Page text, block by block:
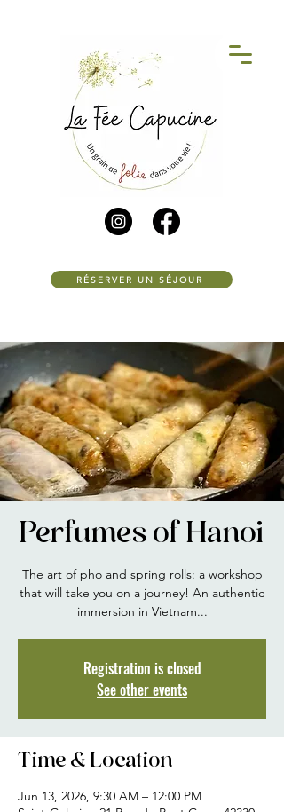
RÉSERVER UN SÉJOUR
Perfumes of Hanoi
The art of pho and spring rolls: a workshop
that will take you on a journey! An authentic
immersion in Vietnam...
Registration is closed
See other events
Time & Location
Jun 13, 2026, 9:30 AM – 12:00 PM